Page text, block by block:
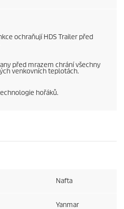
ochraňují HDS Trailer před
před mrazem chrání všechny
venkovních teplotách.
hořáků.
Nafta
Yanmar